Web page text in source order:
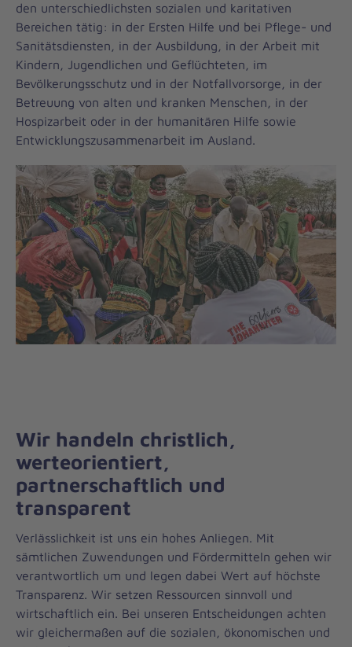
den unterschiedlichsten sozialen und karitativen
Bereichen tätig: in der Ersten Hilfe und bei Pflege- und
Sanitätsdiensten, in der Ausbildung, in der Arbeit mit
Kindern, Jugendlichen und Geflüchteten, im
Bevölkerungsschutz und in der Notfallvorsorge, in der
Betreuung von alten und kranken Menschen, in der
Hospizarbeit oder in der humanitären Hilfe sowie
Entwicklungszusammenarbeit im Ausland.
Wir handeln christlich,
werteorientiert,
partnerschaftlich und
transparent
Verlässlichkeit ist uns ein hohes Anliegen. Mit
sämtlichen Zuwendungen und Fördermitteln gehen wir
verantwortlich um und legen dabei Wert auf höchste
Transparenz. Wir setzen Ressourcen sinnvoll und
wirtschaftlich ein. Bei unseren Entscheidungen achten
wir gleichermaßen auf die sozialen, ökonomischen und